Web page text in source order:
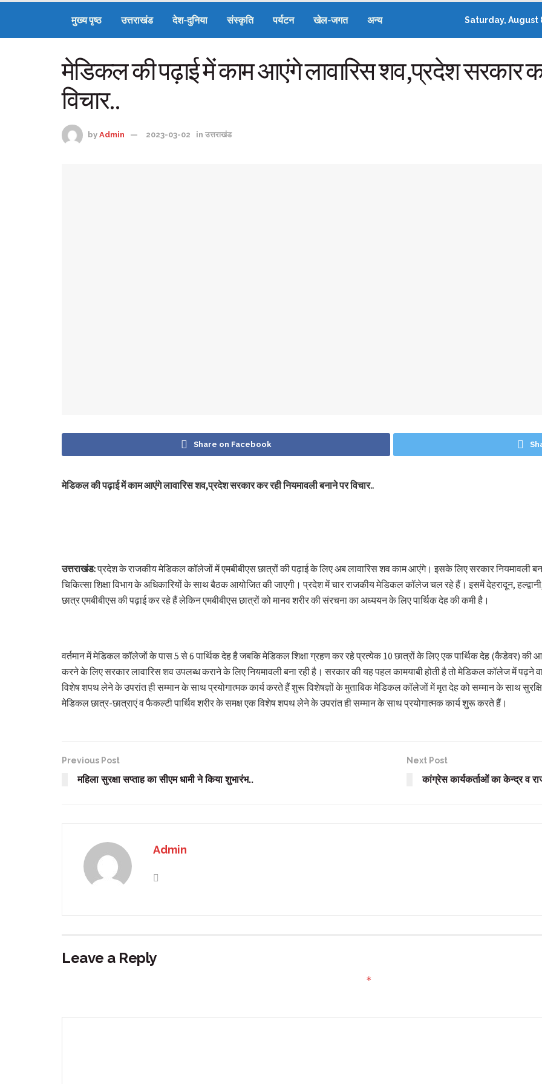
मुख्य पृष्ठ उत्तराखंड देश-दुनिया संस्कृति पर्यटन खेल-जगत अन्य Saturday, August
मेडिकल की पढ़ाई में काम आएंगे लावारिस शव,प्रदेश सरकार
विचार..
by Admin 2023-03-02 in उत्तराखंड
Share on Facebook
मेडिकल की पढ़ाई में काम आएंगे लावारिस शव,प्रदेश सरकार कर रही नियमावली बनाने पर विचार..
उत्तराखंड:प्रदेश के राजकीय मेडिकल कॉलेजों में एमबीबीएस छात्रों की पढ़ाई के लिए अब लावारिस शव काम आएंगे। इसके लिए सरकार नियमावली
चिकित्सा शिक्षा विभाग के अधिकारियों के साथ बैठक आयोजित की जाएगी। प्रदेश में चार राजकीय मेडिकल कॉलेज चल रहे हैं। इसमें देहरादून,
छात्र एमबीबीएस की पढ़ाई कर रहे हैं लेकिन एमबीबीएस छात्रों को मानव शरीर की संरचना का अध्ययन के लिए पार्थिक देह की कमी है।
वर्तमान में मेडिकल कॉलेजों के पास 5 से 6 पार्थिक देह है जबकि मेडिकल शिक्षा ग्रहण कर रहे प्रत्येक 10 छात्रों के लिए एक पार्थिक देह (कैडेवर) की
करने के लिए सरकार लावारिस शव उपलब्ध कराने के लिए नियमावली बना रही है। सरकार की यह पहल कामयाबी होती है तो मेडिकल कॉलेज में पढ़ने
विशेष शपथ लेने के उपरांत ही सम्मान के साथ प्रयोगात्मक कार्य करते हैं शुरू विशेषज्ञों के मुताबिक मेडिकल कॉलेजों में मृत देह को सम्मान के साथ
मेडिकल छात्र-छात्राएं व फैकल्टी पार्थिव शरीर के समक्ष एक विशेष शपथ लेने के उपरांत ही सम्मान के साथ प्रयोगात्मक कार्य शुरू करते हैं।
Previous Post
महिला सुरक्षा सप्ताह का सीएम धामी ने किया शुभारंभ..
Next Post
कांग्रेस कार्यकर्ताओं का केन्द्र व
Admin
Leave a Reply
*